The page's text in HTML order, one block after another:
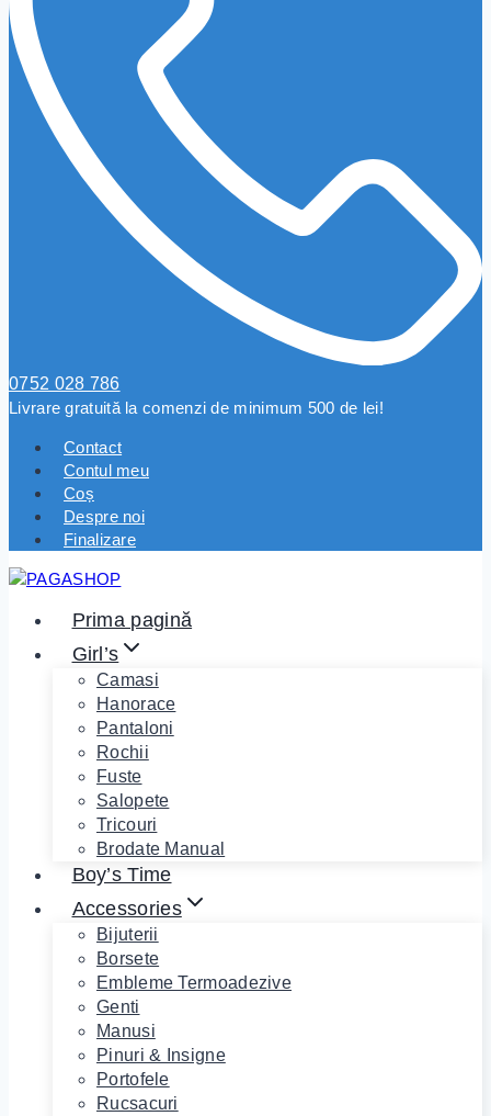
0752 028 786
Livrare gratuită la comenzi de minimum 500 de lei!
Contact
Contul meu
Coș
Despre noi
Finalizare
Prima pagină
Girl’s
Camasi
Hanorace
Pantaloni
Rochii
Fuste
Salopete
Tricouri
Brodate Manual
Boy’s Time
Accessories
Bijuterii
Borsete
Embleme Termoadezive
Genti
Manusi
Pinuri & Insigne
Portofele
Rucsacuri